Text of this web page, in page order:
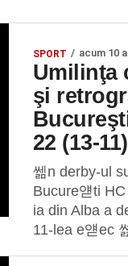
SPORT acum 10
Umilinţa
şi
22 (13-11)
쎎n derby-ul
Bucure얟ti
ia din Alba a
11-lea e얟ec